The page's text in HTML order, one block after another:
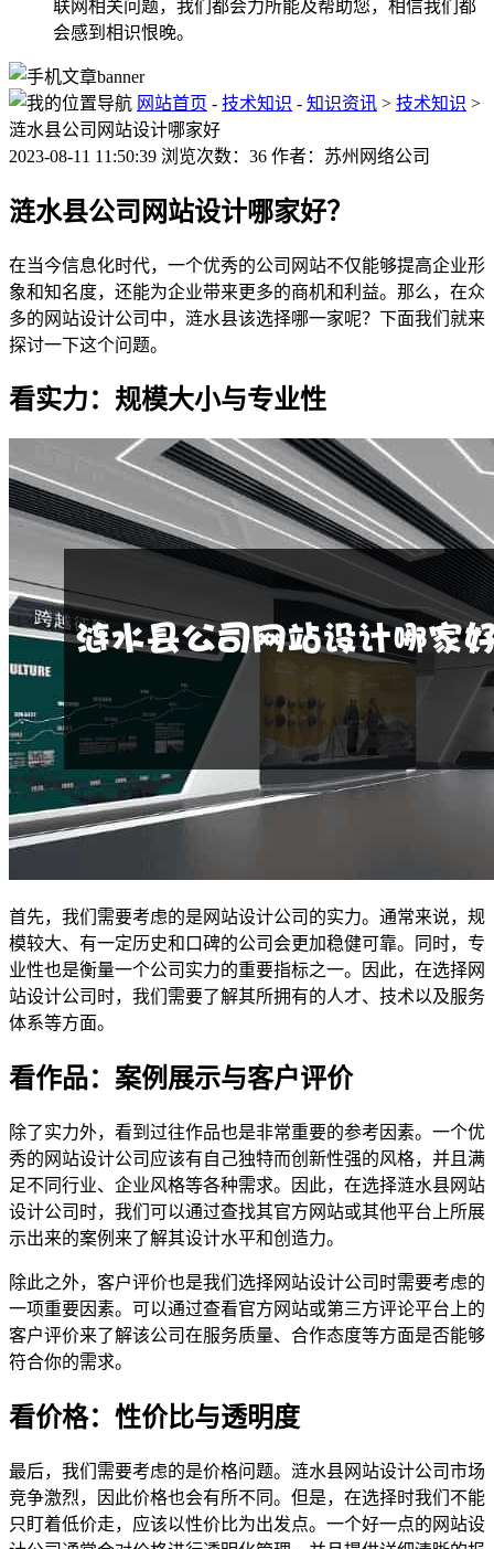
联网相关问题，我们都会力所能及帮助您，相信我们都
会感到相识恨晚。
网站首页 - 技术知识 - 知识资讯 > 技术知识 >
涟水县公司网站设计哪家好
2023-08-11 11:50:39 浏览次数：36 作者：苏州网络公司
涟水县公司网站设计哪家好？
在当今信息化时代，一个优秀的公司网站不仅能够提高企业形
象和知名度，还能为企业带来更多的商机和利益。那么，在众
多的网站设计公司中，涟水县该选择哪一家呢？下面我们就来
探讨一下这个问题。
看实力：规模大小与专业性
首先，我们需要考虑的是网站设计公司的实力。通常来说，规
模较大、有一定历史和口碑的公司会更加稳健可靠。同时，专
业性也是衡量一个公司实力的重要指标之一。因此，在选择网
站设计公司时，我们需要了解其所拥有的人才、技术以及服务
体系等方面。
看作品：案例展示与客户评价
除了实力外，看到过往作品也是非常重要的参考因素。一个优
秀的网站设计公司应该有自己独特而创新性强的风格，并且满
足不同行业、企业风格等各种需求。因此，在选择涟水县网站
设计公司时，我们可以通过查找其官方网站或其他平台上所展
示出来的案例来了解其设计水平和创造力。
除此之外，客户评价也是我们选择网站设计公司时需要考虑的
一项重要因素。可以通过查看官方网站或第三方评论平台上的
客户评价来了解该公司在服务质量、合作态度等方面是否能够
符合你的需求。
看价格：性价比与透明度
最后，我们需要考虑的是价格问题。涟水县网站设计公司市场
竞争激烈，因此价格也会有所不同。但是，在选择时我们不能
只盯着低价走，应该以性价比为出发点。一个好一点的网站设